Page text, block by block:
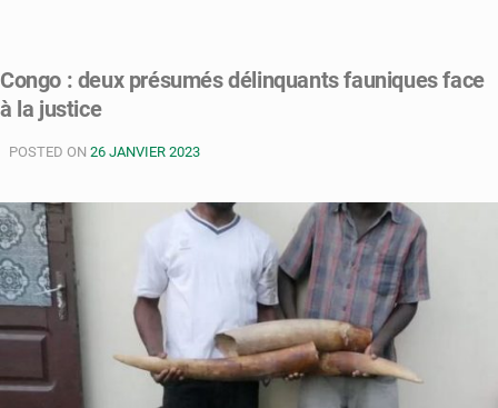
trois
braconniers
pour
d’ivoire
et
détention
d’armes
Congo : deux présumés délinquants fauniques face
à la justice
POSTED ON 26 JANVIER 2023